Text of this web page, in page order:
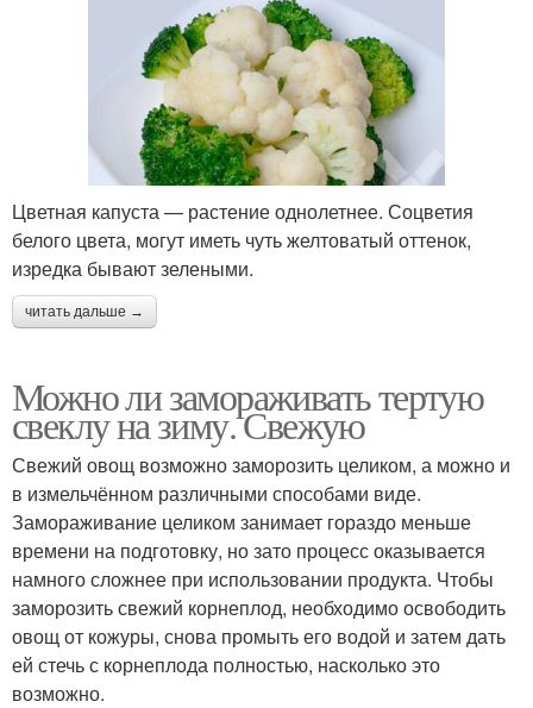
Цветная капуста — растение однолетнее. Соцветия
белого цвета, могут иметь чуть желтоватый оттенок,
изредка бывают зелеными.
читать дальше →
Можно ли замораживать тертую
свеклу на зиму. Свежую
Свежий овощ возможно заморозить целиком, а можно и
в измельчённом различными способами виде.
Замораживание целиком занимает гораздо меньше
времени на подготовку, но зато процесс оказывается
намного сложнее при использовании продукта. Чтобы
заморозить свежий корнеплод, необходимо освободить
овощ от кожуры, снова промыть его водой и затем дать
ей стечь с корнеплода полностью, насколько это
возможно.